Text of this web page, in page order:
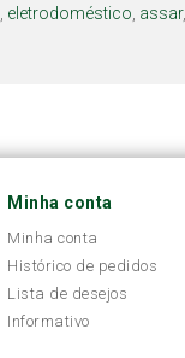
eletrodoméstico assar,
Minha conta
Minha conta
Histórico de pedidos
Lista de desejos
Informativo